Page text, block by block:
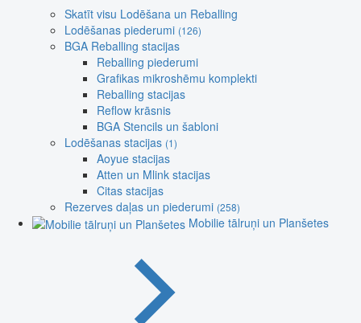
Skatīt visu Lodēšana un Reballing
Lodēšanas piederumi (126)
BGA Reballing stacijas
Reballing piederumi
Grafikas mikroshēmu komplekti
Reballing stacijas
Reflow krāsnis
BGA Stencils un šabloni
Lodēšanas stacijas (1)
Aoyue stacijas
Atten un Mlink stacijas
Citas stacijas
Rezerves daļas un piederumi (258)
Mobilie tālruņi un Planšetes